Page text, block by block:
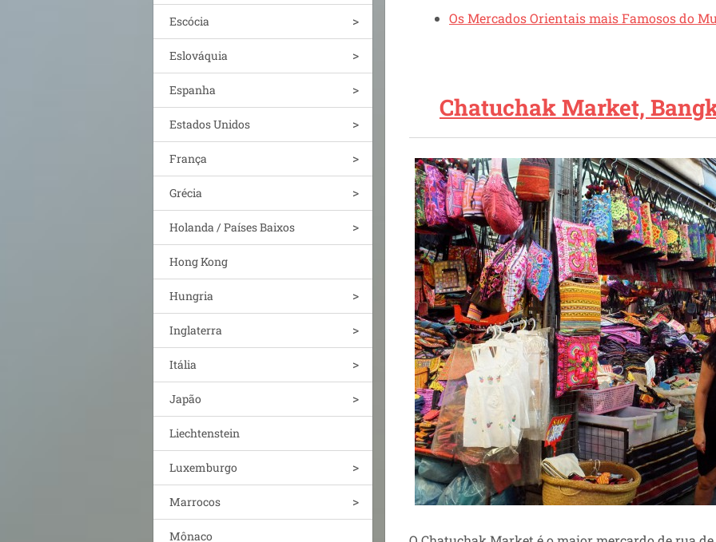
Escócia
Eslováquia
Espanha
Estados Unidos
França
Grécia
Holanda / Países Baixos
Hong Kong
Hungria
Inglaterra
Itália
Japão
Liechtenstein
Luxemburgo
Marrocos
Mônaco
Os Mercados Orientais mais Famosos do
Chatuchak Market,